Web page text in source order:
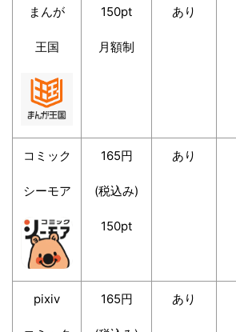
まんが
王国
150pt
月額制
あり
コミック
シーモア
165円
(税込み)
150pt
あり
pixiv 165円 あり